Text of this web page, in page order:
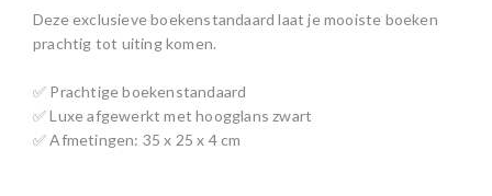
Deze exclusieve boekenstandaard laat je mooiste boeken
prachtig tot uiting komen.
✅ Prachtige boekenstandaard
✅ Luxe afgewerkt met hoogglans zwart
✅ Afmetingen: 35 x 25 x 4 cm